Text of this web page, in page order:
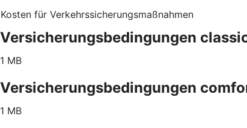
Kosten für Verkehrssicherungsmaßnahmen
Versicherungsbedingungen
1 MB
Versicherungsbedingungen
1 MB